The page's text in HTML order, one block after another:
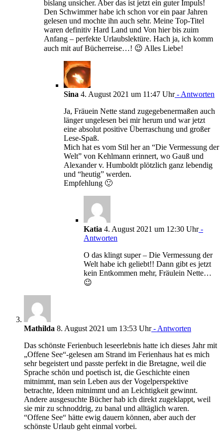
bislang unsicher. Aber das ist jetzt ein guter Impuls!
Den Schwimmer habe ich schon vor ein paar Jahren
gelesen und mochte ihn auch sehr. Meine Top-Titel
waren definitiv Hard Land und Von hier bis zuim
Anfang – perfekte Urlaubslektüre. Hach ja, ich komm
auch mit auf Bücherreise…! 😉 Alles Liebe!
Sina 4. August 2021 um 11:47 Uhr- Antworten
Ja, Fräuein Nette stand zugegebenermaßen auch
länger ungelesen bei mir herum und war jetzt
eine absolut positive Überraschung und großer
Lese-Spaß.
Mich hat es vom Stil her an “Die Vermessung der
Welt” von Kehlmann erinnert, wo Gauß und
Alexander v. Humboldt plötzlich ganz lebendig
und “heutig” werden.
Empfehlung 🙂
Katia 4. August 2021 um 12:30 Uhr-
Antworten
O das klingt super – Die Vermessung der
Welt habe ich geliebt!! Dann gibt es jetzt
kein Entkommen mehr, Fräulein Nette…
😉
Mathilda 8. August 2021 um 13:53 Uhr- Antworten
Das schönste Ferienbuch leseerlebnis hatte ich dieses Jahr mit
„Offene See“-gelesen am Strand im Ferienhaus hat es mich
sehr begeistert und passte perfekt in die Bretagne, weil die
Sprache schön und poetisch ist, die Geschichte einen
mitnimmt, man sein Leben aus der Vogelperspektive
betrachte, Ideen mitnimmt und an Leichtigkeit gewinnt.
Andere ausgesuchte Bücher hab ich direkt zugeklappt, weil
sie mir zu schnoddrig, zu banal und alltäglich waren.
“Offene See“ hätte ewig dauern können, aber auch der
schönste Urlaub geht einmal vorbei.